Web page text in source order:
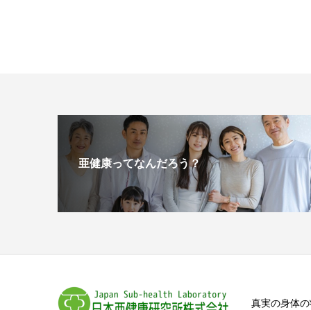
亜健康ってなんだろう？
真実の身体